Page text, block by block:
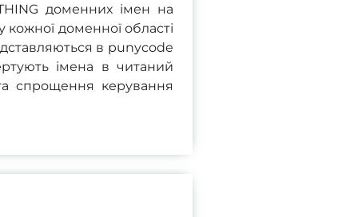
доменних імен на
кожної доменної області
в punycode
імена в читаний
спрощення керування